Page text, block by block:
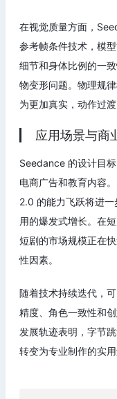
在视觉质量方面，
参考帧条件技术，模
细节和身体比例的一
物变形问题。物理规
为更加真实，动作过
应用场景与商
Seedance 的设计目
电商广告和教育内容
2.0 的能力飞跃将进
用的爆发式增长。在
短剧的市场规模正在
性因素。
随着技术持续迭代，
精度、角色一致性和
发展轨迹表明，字节
转变为专业制作的实用